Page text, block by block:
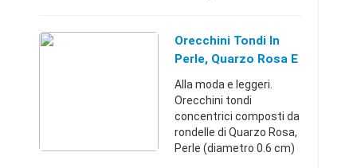
Montatura in Argento
925. La chiusura è a
Orecchini Tondi In
Perle, Quarzo Rosa E
Argento 925
Alla moda e leggeri.
Orecchini tondi
concentrici composti da
rondelle di Quarzo Rosa,
Perle (diametro 0.6 cm)